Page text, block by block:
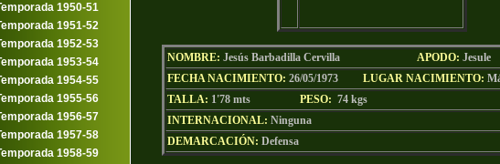
1950-51
1951-52
1952-53
1953-54
1954-55
1955-56
1956-57
1957-58
1958-59
NOMBRE: Jesús Barbadilla Cervilla APODO: Jesule
FECHA NACIMIENTO: 26/05/1973 LUGAR NACIMIENTO:
TALLA: 1'78 mts PESO: 74 kgs
INTERNACIONAL: Ninguna
DEMARCACIÓN: Defensa